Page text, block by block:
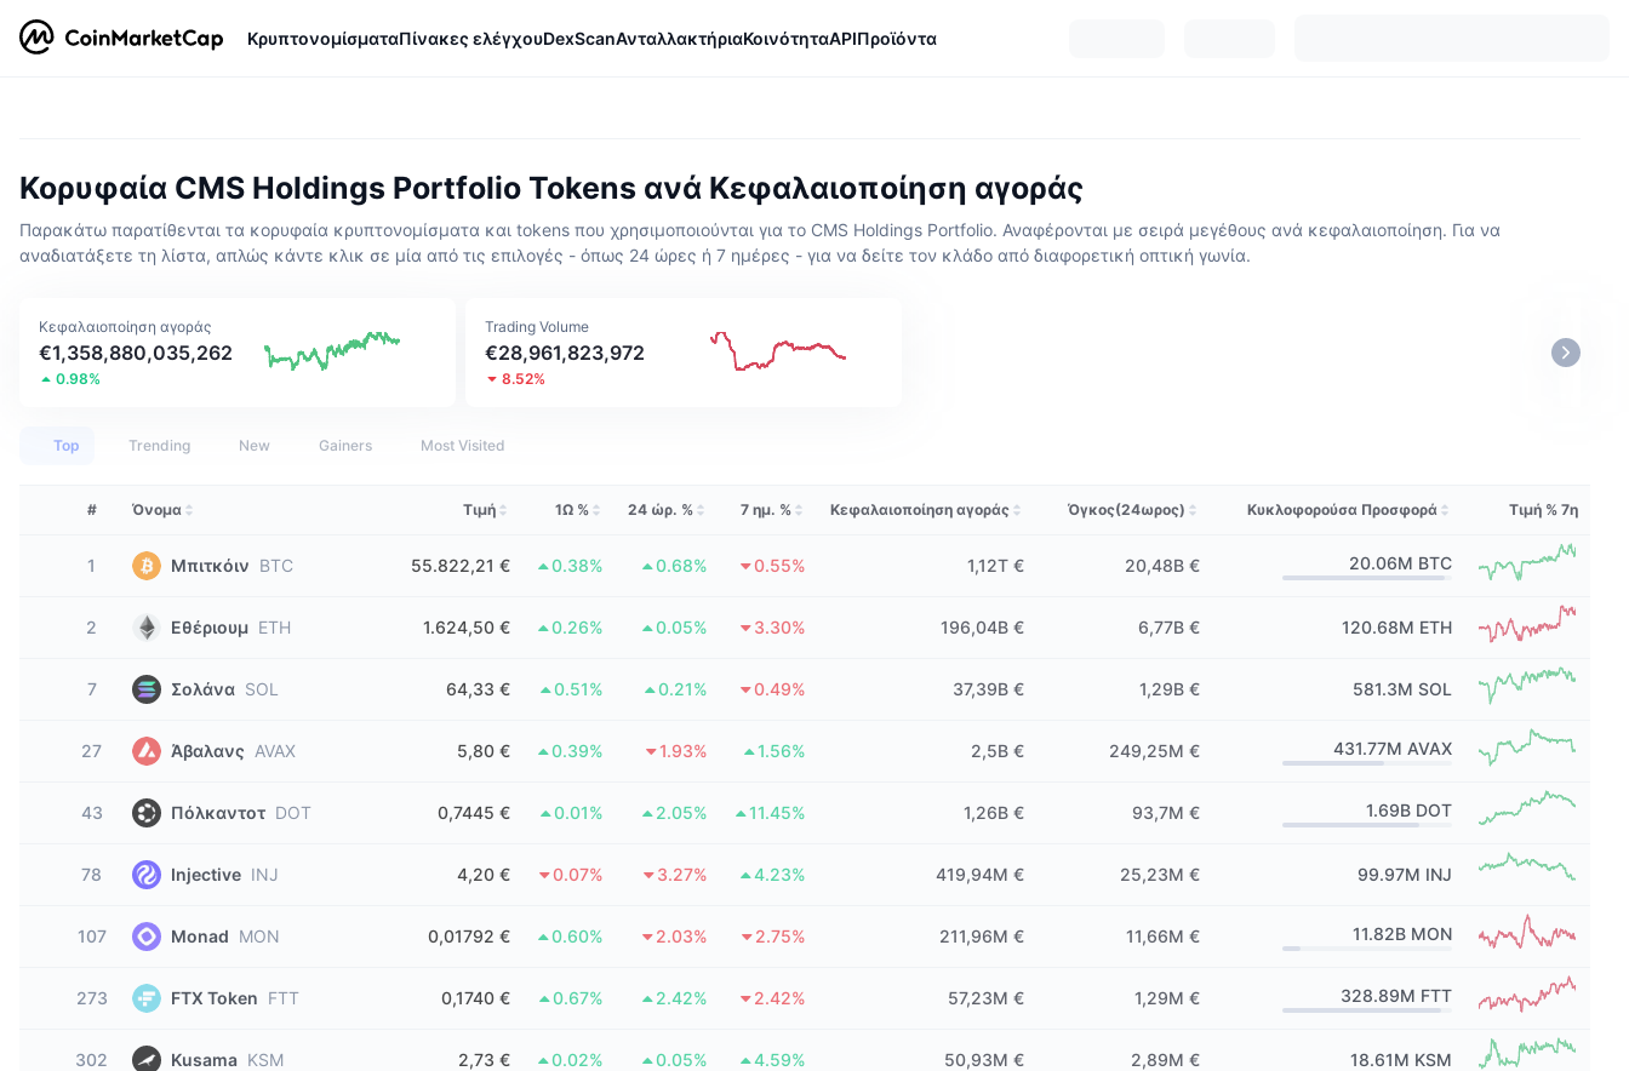
ΚρυπτονομίσματαΠίνακες ελέγχουDexScanΑνταλλακτήριαΚοινότηταAPIΠροϊόντα
Κορυφαία CMS Holdings Portfolio Tokens ανά Κεφαλαιοποίηση αγοράς
Παρακάτω παρατίθενται τα κορυφαία κρυπτονομίσματα και tokens που χρησιμοποιούνται για το CMS Holdings Portfolio. Αναφέρονται με σειρά μεγέθους ανά κεφαλαιοποίηση. Για να
αναδιατάξετε τη λίστα, απλώς κάντε κλικ σε μία από τις επιλογές - όπως 24 ώρες ή 7 ημέρες - για να δείτε τον κλάδο από διαφορετική οπτική γωνία.
Κεφαλαιοποίηση αγοράς
€1,358,880,035,262
0.98%
Trading Volume
€28,961,823,972
8.52%
Top Trending New Gainers Most Visited
# Όνομα Τιμή 1Ω % 24 ώρ. % 7 ημ. % Κεφαλαιοποίηση αγοράς Όγκος(24ωρος) Κυκλοφορούσα Προσφορά Τιμή % 7η
1 Μπιτκόιν BTC 55.822,21 € 0.38% 0.68% 0.55% 1,12T € 20,48B € 20.06M BTC
2 Εθέριουμ ETH 1.624,50 € 0.26% 0.05% 3.30% 196,04B € 6,77B € 120.68M ETH
7 Σολάνα SOL 64,33 € 0.51% 0.21% 0.49% 37,39B € 1,29B € 581.3M SOL
27 Άβαλανς AVAX 5,80 € 0.39% 1.93% 1.56% 2,5B € 249,25M € 431.77M AVAX
43 Πόλκαντοτ DOT 0,7445 € 0.01% 2.05% 11.45% 1,26B € 93,7M € 1.69B DOT
78 Injective INJ 4,20 € 0.07% 3.27% 4.23% 419,94M € 25,23M € 99.97M INJ
107 Monad MON 0,01792 € 0.60% 2.03% 2.75% 211,96M € 11,66M € 11.82B MON
273 FTX Token FTT 0,1740 € 0.67% 2.42% 2.42% 57,23M € 1,29M € 328.89M FTT
302 Kusama KSM 2,73 € 0.02% 0.05% 4.59% 50,93M € 2,89M € 18.61M KSM